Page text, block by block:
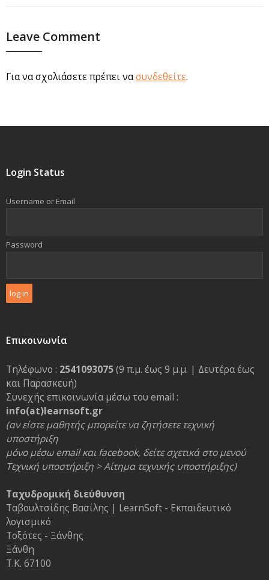
Leave Comment
Για να σχολιάσετε πρέπει νασυνδεθείτε.
Login Status
Username or Email
Password
Επικοινωνία
Τηλέφωνο : 2541093075(9 π.μ. έως 9 μ.μ. | Δευτέρα έως
και Παρασκευή)
Συνεχής επικοινωνία μέσω του email :
info(at)learnsoft.gr
(αν είστε μαθητής μπορείτε να ζητήσετε τεχνική
υποστήριξη
μόνο μέσω email και facebook, δείτε σχετικά στο μενού
Τεχνική υποστήριξη > Αίτημα τεχνικής υποστήριξης)
Ταχυδρομική διεύθυνση
Ταβουλτσίδης Βασίλης | LearnSoft - Εκπαιδευτικό
λογισμικό
Τοξότες - Ξάνθης
Ξάνθη
Τ.Κ. 67100